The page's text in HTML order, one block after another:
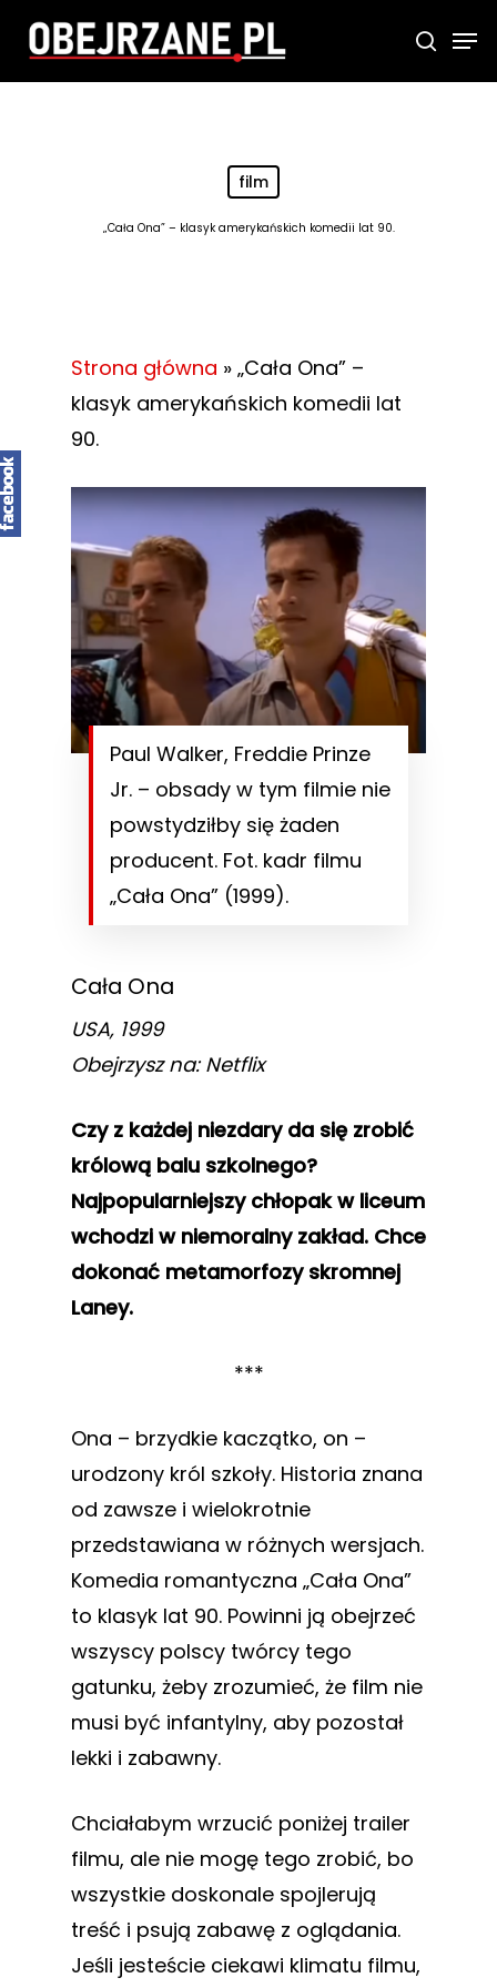
Skip
main
film
„Cała Ona” – klasyk amerykańskich komedii lat 90.
Strona główna » „Cała Ona” –
klasyk amerykańskich komedii lat
90.
Paul Walker, Freddie Prinze
Jr. – obsady w tym filmie nie
powstydziłby się żaden
producent. Fot. kadr filmu
„Cała Ona” (1999).
Cała Ona
USA, 1999
Obejrzysz na: Netflix
Czy z każdej niezdary da się zrobić
królową balu szkolnego?
Najpopularniejszy chłopak w liceum
wchodzi w niemoralny zakład. Chce
dokonać metamorfozy skromnej
Laney.
***
Ona – brzydkie kaczątko, on –
urodzony król szkoły. Historia znana
od zawsze i wielokrotnie
przedstawiana w różnych wersjach.
Komedia romantyczna „Cała Ona”
to klasyk lat 90. Powinni ją obejrzeć
wszyscy polscy twórcy tego
gatunku, żeby zrozumieć, że film nie
musi być infantylny, aby pozostał
lekki i zabawny.
Chciałabym wrzucić poniżej trailer
filmu, ale nie mogę tego zrobić, bo
wszystkie doskonale spojlerują
treść i psują zabawę z oglądania.
Jeśli jesteście ciekawi klimatu filmu,